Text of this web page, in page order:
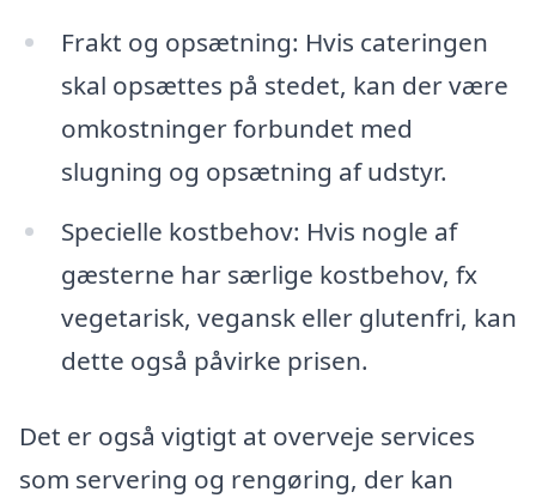
Frakt og opsætning: Hvis cateringen
skal opsættes på stedet, kan der være
omkostninger forbundet med
slugning og opsætning af udstyr.
Specielle kostbehov: Hvis nogle af
gæsterne har særlige kostbehov, fx
vegetarisk, vegansk eller glutenfri, kan
dette også påvirke prisen.
Det er også vigtigt at overveje services
som servering og rengøring, der kan